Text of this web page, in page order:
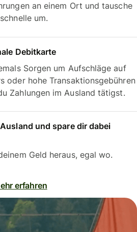
an einem Ort und tausche
um.
Debitkarte
Sorgen um Aufschläge auf
oder hohe Transaktionsgebühren
Zahlungen im Ausland tätigst.
und spare dir dabei
Geld heraus, egal wo.
erfahren